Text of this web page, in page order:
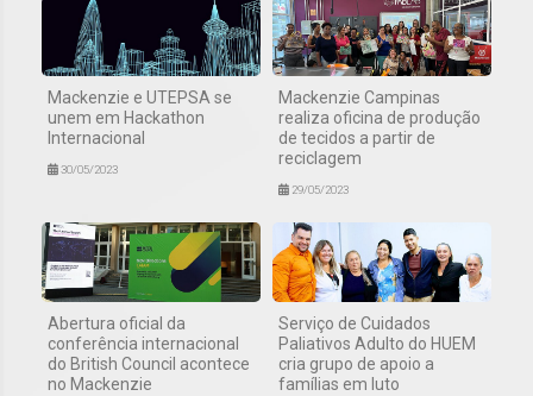
Mackenzie e UTEPSA se
unem em Hackathon
Internacional
30/05/2023
Mackenzie Campinas
realiza oficina de produção
de tecidos a partir de
reciclagem
29/05/2023
Abertura oficial da
conferência internacional
do British Council acontece
no Mackenzie
Serviço de Cuidados
Paliativos Adulto do HUEM
cria grupo de apoio a
famílias em luto